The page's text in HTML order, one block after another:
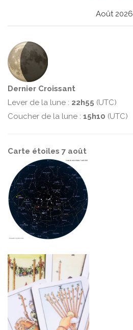
Août 2026
Dernier Croissant
Lever de la lune : 22h55 (UTC)
Coucher de la lune : 15h10 (UTC)
Carte étoiles 7 août